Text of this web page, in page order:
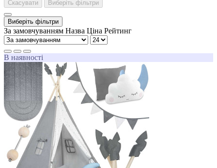
Скасувати
Виберіть фільтри
Виберіть фільтри
За замовчуванням Назва Ціна Рейтинг
В наявності